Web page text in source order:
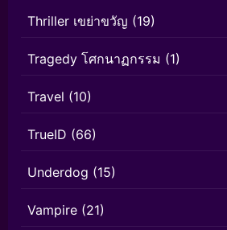
Thriller เขย่าขวัญ (19)
Tragedy โศกนาฏกรรม (1)
Travel (10)
TrueID (66)
Underdog (15)
Vampire (21)